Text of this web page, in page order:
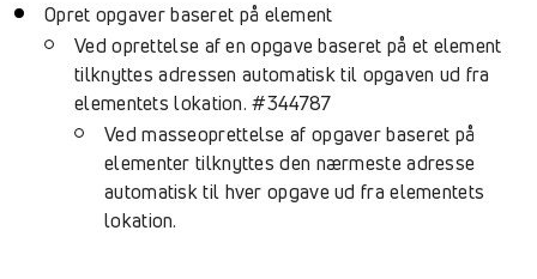
Opret opgaver baseret på element
Ved oprettelse af en opgave baseret på et element
tilknyttes adressen automatisk til opgaven ud fra
elementets lokation. #344787
Ved masseoprettelse af opgaver baseret på
elementer tilknyttes den nærmeste adresse
automatisk til hver opgave ud fra elementets
lokation.